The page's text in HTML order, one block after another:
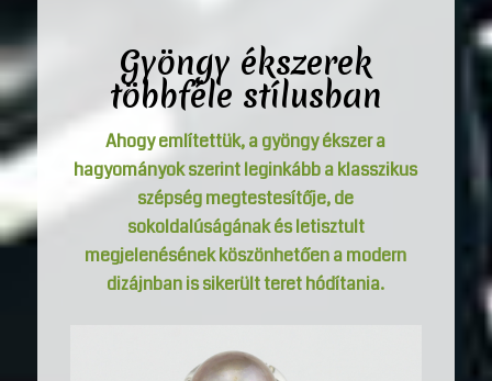
Gyöngy ékszerek
többféle stílusban
Ahogy említettük, a gyöngy ékszer a
hagyományok szerint leginkább a klasszikus
szépség megtestesítője, de
sokoldalúságának és letisztult
megjelenésének köszönhetően a modern
dizájnban is sikerült teret hódítania.